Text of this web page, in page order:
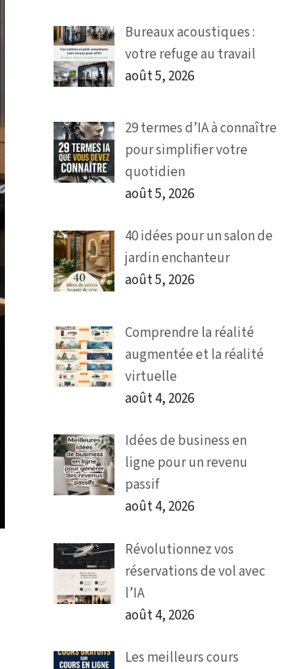
Bureaux acoustiques :
votre refuge au travail
août 5, 2026
29 termes d’IA à connaître
pour simplifier votre
quotidien
août 5, 2026
40 idées pour un salon de
jardin enchanteur
août 5, 2026
Comprendre la réalité
augmentée et la réalité
virtuelle
août 4, 2026
Idées de business en
ligne pour un revenu
passif
août 4, 2026
Révolutionnez vos
réservations de vol avec
l’IA
août 4, 2026
Les meilleurs cours